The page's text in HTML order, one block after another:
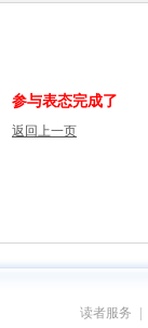
参与表态完成了
返回上一页
读者服务